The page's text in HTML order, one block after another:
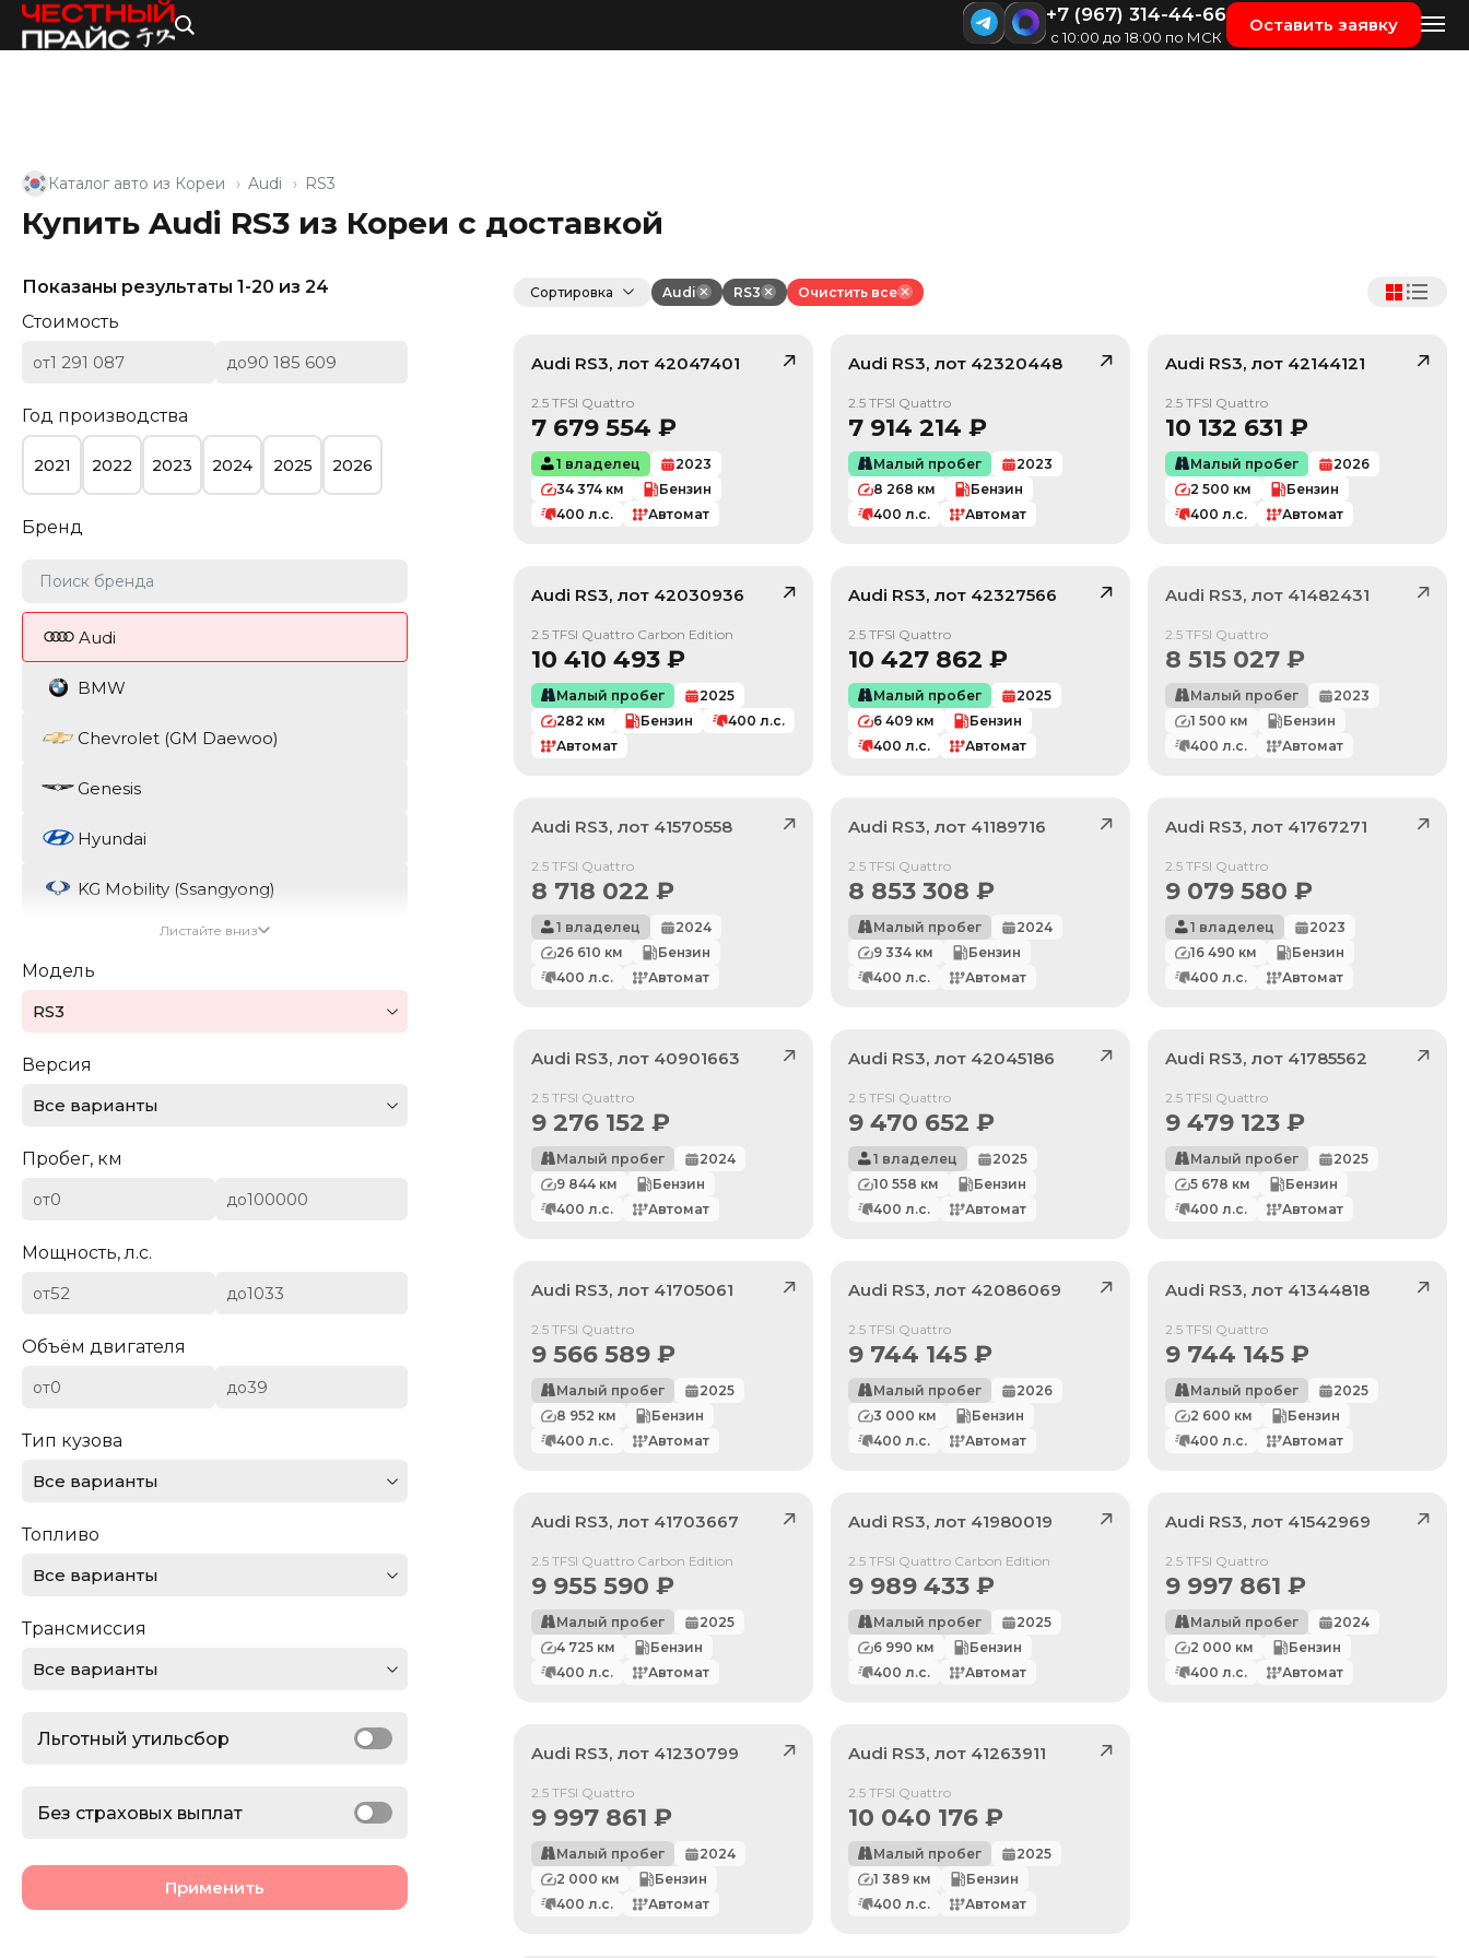
+7 (967) 314-44-66
с 10:00 до 18:00 по МСК
Оставить заявку
По умолчанию
Цена: Дешевле
Показаны результаты 1-20 из 24
Стоимость
от до
Год производства
2021 2022 2023 2024 2025 2026
Льготный утильсбор
Бренд
Audi
BMW
Chevrolet (GM Daewoo)
Genesis
Hyundai
KG Mobility (Ssangyong)
Chevrolet
Dodge
Ferrari
Ford
Jeep
Листайте вниз
Модель
RS3
Версия
Все варианты
Пробег, км
от до
Мощность, л.с.
от до
Объём двигателя
от до
Тип кузова
Все варианты
Топливо
Все варианты
Трансмиссия
Все варианты
Без страховых выплат
Применить
Каталог авто из Кореи Audi RS3
Купить Audi RS3 из Кореи с доставкой
Сортировка Audi RS3 Очистить все
Audi RS3, лот 42047401
2.5 TFSI Quattro
7 679 554 ₽
1 владелец
2023
34 374 км
Бензин
400 л.с. Автомат
Audi RS3, лот 42320448
2.5 TFSI Quattro
7 914 214 ₽
Малый пробег
2023
8 268 км
Бензин
400 л.с. Автомат
Audi RS3, лот 42144121
2.5 TFSI Quattro
10 132 631 ₽
Малый пробег
2026
2 500 км
Бензин
400 л.с. Автомат
Audi RS3, лот 42030936
2.5 TFSI Quattro Carbon Edition
10 410 493 ₽
Малый пробег
2025
282 км Бензин 400 л.с.
Автомат
Audi RS3, лот 42327566
2.5 TFSI Quattro
10 427 862 ₽
Малый пробег
2025
6 409км
Бензин
400 л.с. Автомат
Audi RS3, лот 41482431
Продан
2.5 TFSI Quattro
8 515 027₽
Малый пробег
2023
1 500 км
Бензин
400 л.с. Автомат
Audi RS3, лот 41570558
Продан
2.5 TFSI Quattro
8 718 022 ₽
1 владелец
2024
26 610 км
Бензин
400 л.с. Автомат
Audi RS3, лот 41189716
Продан
2.5 TFSI Quattro
8 853 308 ₽
Малый пробег
2024
9 334км
Бензин
400 л.с. Автомат
Audi RS3, лот 41767271
Продан
2.5 TFSI Quattro
9 079 580 ₽
1 владелец
2023
16 490 км
Бензин
400 л.с. Автомат
Audi RS3, лот 40901663
Продан
2.5 TFSI Quattro
9 276 152 ₽
Малый пробег
2024
9 844 км
Бензин
400 л.с. Автомат
Audi RS3, лот 42045186
Продан
2.5 TFSI Quattro
9 470 652 ₽
1 владелец
2025
10 558 км
Бензин
400 л.с. Автомат
Audi RS3, лот 41785562
Продан
2.5 TFSI Quattro
9 479 123₽
Малый пробег
2025
5 678 км
Бензин
400 л.с. Автомат
Audi RS3, лот 41705061
Продан
2.5 TFSI Quattro
9 566 589 ₽
Малый пробег
2025
8 952 км
Бензин
400 л.с. Автомат
Audi RS3, лот 42086069
Продан
2.5 TFSI Quattro
9 744 145₽
Малый пробег
2026
3 000 км
Бензин
400 л.с. Автомат
Audi RS3, лот 41344818
Продан
2.5 TFSI Quattro
9 744 145₽
Малый пробег
2025
2 600 км
Бензин
400 л.с. Автомат
Audi RS3, лот 41703667
Продан
2.5 TFSI Quattro Carbon Edition
9 955 590 ₽
Малый пробег
2025
4 725 км
Бензин
400 л.с. Автомат
Audi RS3, лот 41980019
Продан
2.5 TFSI Quattro Carbon Edition
9 989 433₽
Малый пробег
2025
6 990 км
Бензин
400 л.с. Автомат
Audi RS3, лот 41542969
Продан
2.5 TFSI Quattro
9 997 861 ₽
Малый пробег
2024
2 000 км
Бензин
400 л.с. Автомат
Audi RS3, лот 41230799
Продан
2.5 TFSI Quattro
9 997 861 ₽
Малый пробег
2024
2 000 км
Бензин
400 л.с. Автомат
Audi RS3, лот 41263911
Продан
2.5 TFSI Quattro
10 040 176₽
Малый пробег
2025
1 389км
Бензин
400 л.с. Автомат